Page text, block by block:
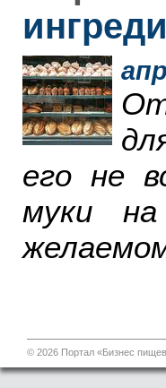
его не
муки
© 2026 Портал «Бизнес